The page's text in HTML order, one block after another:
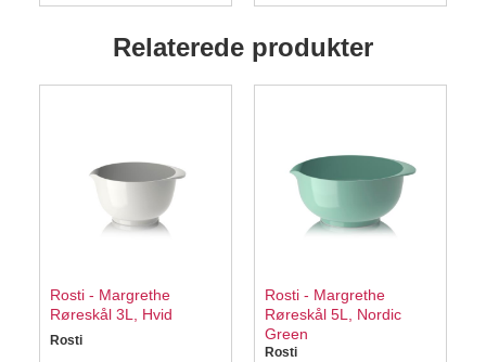
Relaterede produkter
Rosti - Margrethe
Røreskål 3L, Hvid
Rosti
Rosti - Margrethe
Røreskål 5L, Nordic
Green
Rosti